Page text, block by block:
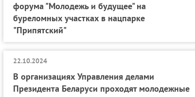
форума "Молодежь и будущее" на
буреломных участках в нацпарке
"Припятский"
22.10.2024
В организациях Управления делами
Президента Беларуси проходят молодежные